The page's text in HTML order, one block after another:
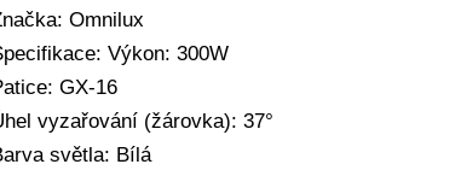
Omnilux
Výkon: 300W
GX-16
vyzařování (žárovka): 37°
světla: Bílá